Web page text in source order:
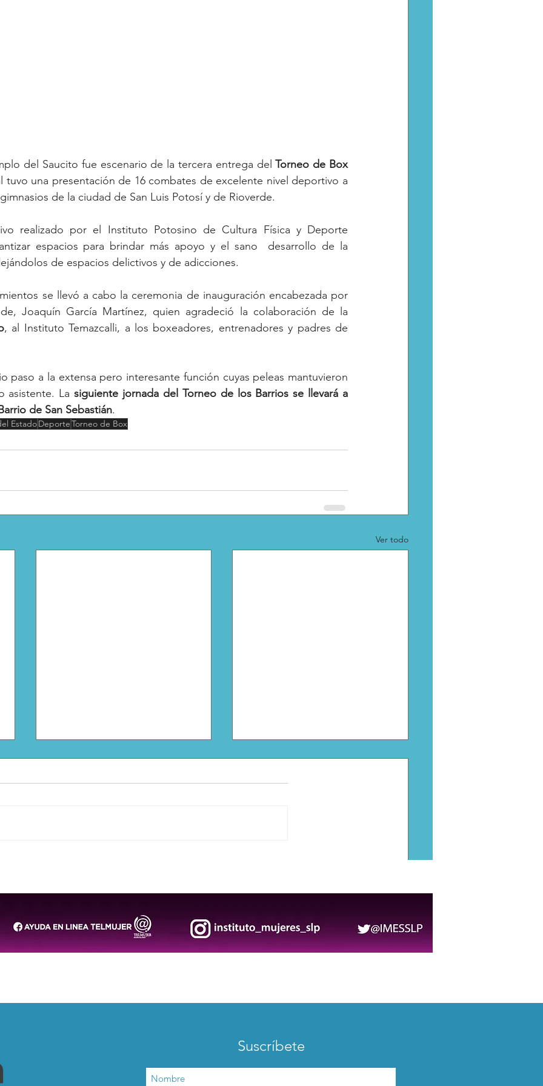
del Saucito fue escenario de la tercera entrega del Torneo de Box
tuvo una presentación de 16 combates de excelente nivel deportivo a
de la ciudad de San Luis Potosí y de Rioverde.
espacios para brindar más apoyo y el sano  desarrollo de la
de espacios delictivos y de adicciones.
se llevó a cabo la ceremonia de inauguración encabezada por
, al Instituto Temazcalli, a los boxeadores, entrenadores y padres de
paso a la extensa pero interesante función cuyas peleas mantuvieron
asistente. La siguiente jornada del Torneo de los Barrios se llevará a
de San Sebastián.
EstadoDeporteTorneo de Box
Ver todo
Suscríbete